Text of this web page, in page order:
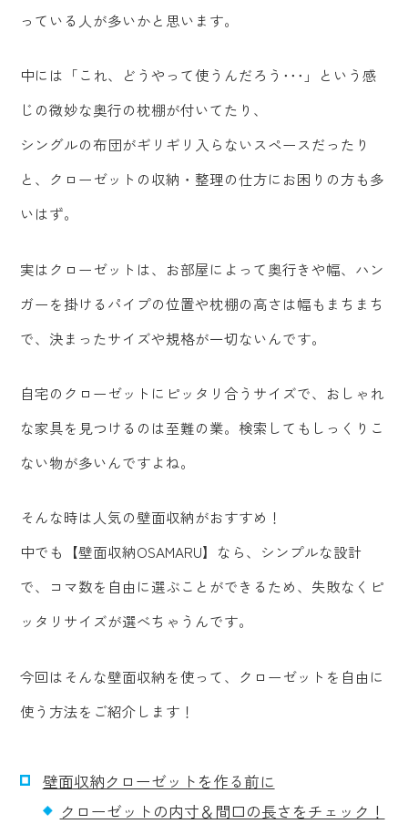
っている人が多いかと思います。
中には「これ、どうやって使うんだろう･･･」という感
じの微妙な奥行の枕棚が付いてたり、
シングルの布団がギリギリ入らないスペースだったり
と、クローゼットの収納・整理の仕方にお困りの方も多
いはず。
実はクローゼットは、お部屋によって奥行きや幅、ハン
ガーを掛けるパイプの位置や枕棚の高さは幅もまちまち
で、決まったサイズや規格が一切ないんです。
自宅のクローゼットにピッタリ合うサイズで、おしゃれ
な家具を見つけるのは至難の業。検索してもしっくりこ
ない物が多いんですよね。
そんな時は人気の壁面収納がおすすめ！
中でも【壁面収納OSAMARU】なら、シンプルな設計
で、コマ数を自由に選ぶことができるため、失敗なくピ
ッタリサイズが選べちゃうんです。
今回はそんな壁面収納を使って、クローゼットを自由に
使う方法をご紹介します！
壁面収納クローゼットを作る前に
クローゼットの内寸＆間口の長さをチェック！